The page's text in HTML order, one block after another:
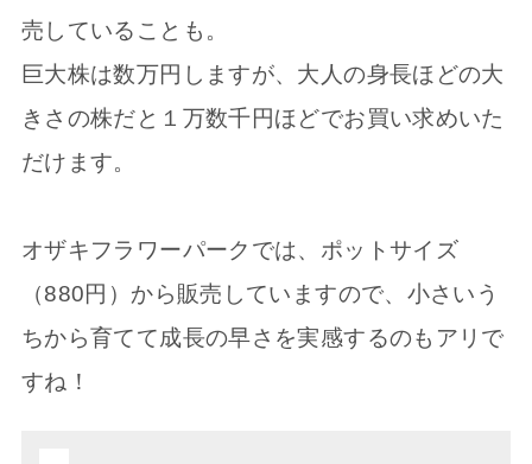
売していることも。
巨大株は数万円しますが、大人の身長ほどの大
きさの株だと１万数千円ほどでお買い求めいた
だけます。
オザキフラワーパークでは、ポットサイズ
（880円）から販売していますので、小さいう
ちから育てて成長の早さを実感するのもアリで
すね！